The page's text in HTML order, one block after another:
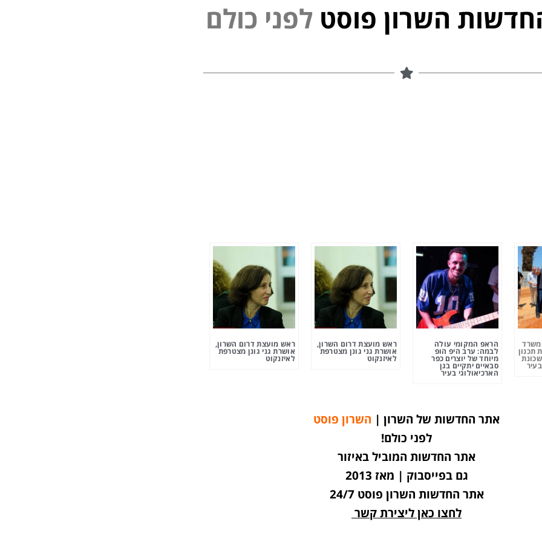
השרון פוסט ל פני כולם
תכנון
הראפ המקומי עולה
לבמה: ערב היפ הופ
מיוחד של יוצרים כפר
סבאיים יתקיים בגן
הארכיאולוגי בעיר
ראש מועצת דרום השרון,
אושרת גני גונן מצטרפת
לאיזנקוט
ראש מועצת דרום השרון,
אושרת גני גונן מצטרפת
לאיזנקוט
אתר החדשות של השרון | השרון פוסט
לפני כולם!
אתר החדשות המוביל באיזור
גם בפייסבוק | מאז 2013
אתר החדשות השרון פוסט 24/7
לחצו כאן ליצירת קשר